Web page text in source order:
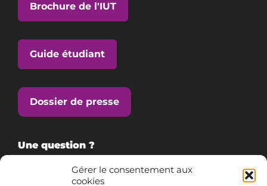
Gérer le consentement aux
cookies
Brochure de l'IUT
Guide étudiant
Dossier de presse
Une question ?
Consultez notre FAQ